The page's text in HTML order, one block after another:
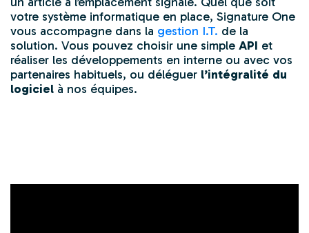
votre système informatique en place, Signature One
vous accompagne dans la gestion I.T. de la
solution. Vous pouvez choisir une simple API et
réaliser les développements en interne ou avec vos
partenaires habituels, ou déléguer l’intégralité du
logiciel à nos équipes.